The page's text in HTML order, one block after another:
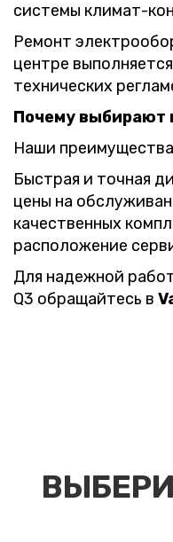
системы климат-
Ремонт
центре
технических
Почему выбирают
Наши
Быстрая и точная
цены на
качественных
расположение
Для надежной
Q3 обращайтесь в